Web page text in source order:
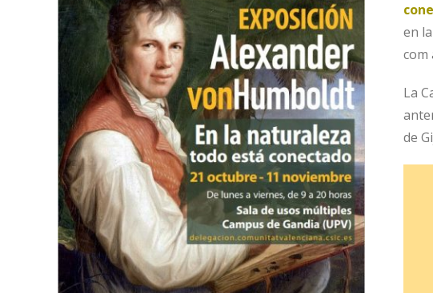
en
com
La
de